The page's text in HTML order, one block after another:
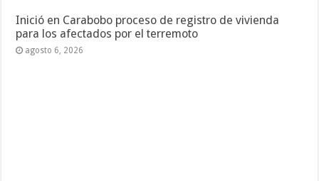
Inició en Carabobo proceso de registro de vivienda
para los afectados por el terremoto
agosto 6, 2026